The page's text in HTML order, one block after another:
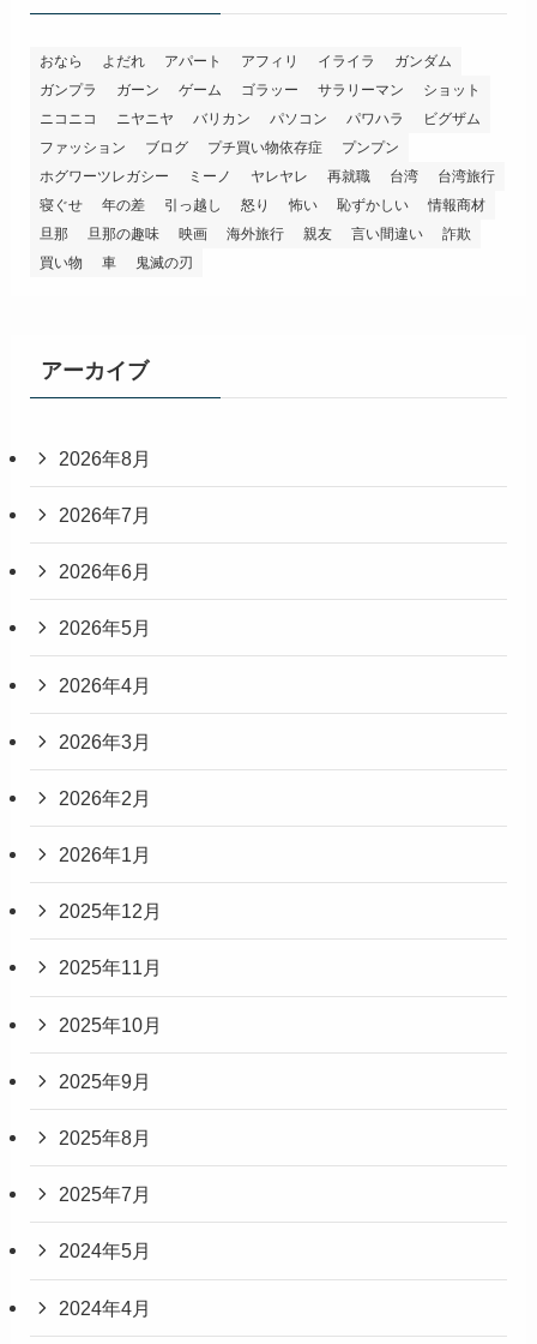
おなら よだれ アパート アフィリ イライラ
ガンダム
ガンプラ
ガーン ゲーム ゴラッー サラリーマン
ショット
ニコニコ
ニヤニヤ バリカン パソコン パワハラ
ビグザム
ファッション
ブログ プチ買い物依存症
プンプン
ホグワーツレガシー
ミーノ ヤレヤレ 再就職 台湾
台湾旅行
寝ぐせ
年の差 引っ越し 怒り 怖い 恥ずかしい
情報商材
旦那
旦那の趣味 映画 海外旅行 親友 言い間違い
詐欺
買い物
車 鬼滅の刃
アーカイブ
2026年8月
2026年7月
2026年6月
2026年5月
2026年4月
2026年3月
2026年2月
2026年1月
2025年12月
2025年11月
2025年10月
2025年9月
2025年8月
2025年7月
2024年5月
2024年4月